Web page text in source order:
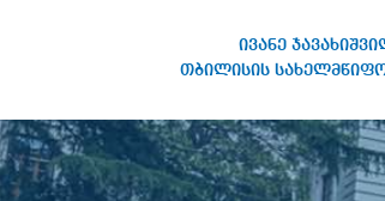
ივანე
თბილისის
თბილისის
უნივერსიტეტი